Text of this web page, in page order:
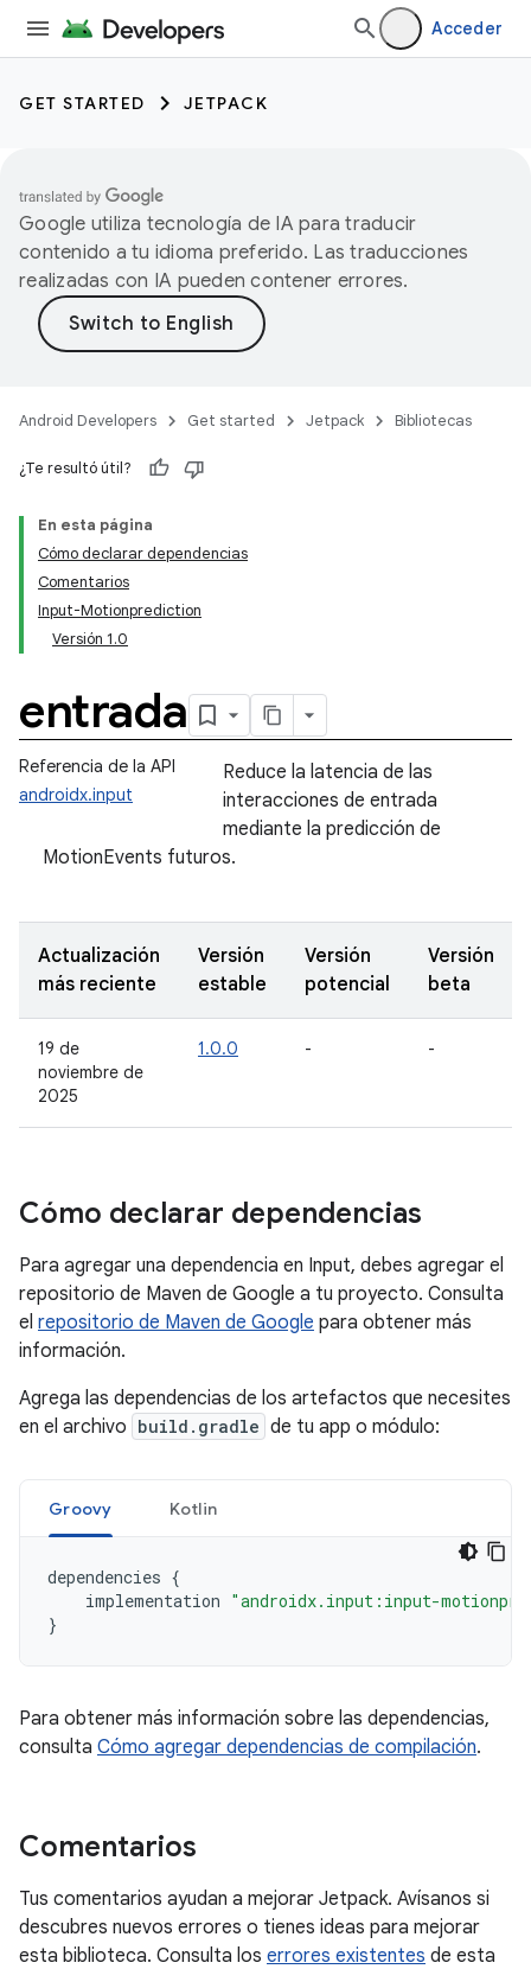
Acceder
GET STARTED JETPACK
Google utiliza tecnología de IA para traducir
contenido a tu idioma preferido. Las traducciones
realizadas con IA pueden contener errores.
Android Developers Get started Jetpack Bibliotecas
¿Te resultó útil?
En esta página
Cómo declarar dependencias
Comentarios
Input-Motionprediction
Versión 1.0
entrada
Referencia de la API
androidx.input
Reduce la latencia de las
interacciones de entrada
mediante la predicción de
MotionEvents futuros.
Actualización
más reciente
Versión
estable
Versión
potencial
Versión
beta
19 de
noviembre de
2025
1.0.0 - -
Cómo declarar dependencias
Para agregar una dependencia en Input, debes agregar el
repositorio de Maven de Google a tu proyecto. Consulta
el repositorio de Maven de Google para obtener más
información.
Agrega las dependencias de los artefactos que necesites
en el archivo build.gradle de tu app o módulo:
Groovy Kotlin
dependencies {
implementation "androidx.input:input-
}
Para obtener más información sobre las dependencias,
consulta Cómo agregar dependencias de compilación.
Comentarios
Tus comentarios ayudan a mejorar Jetpack. Avísanos si
descubres nuevos errores o tienes ideas para mejorar
esta biblioteca. Consulta los errores existentes de esta